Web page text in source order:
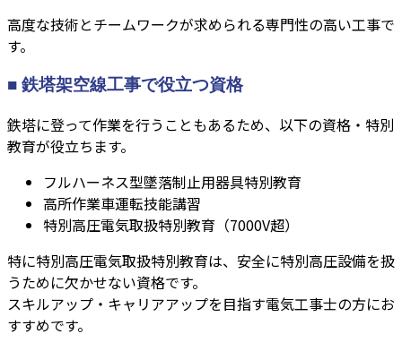
高度な技術とチームワークが求められる専門性の高い工事で
す。
■ 鉄塔架空線工事で役立つ資格
鉄塔に登って作業を行うこともあるため、以下の資格・特別
教育が役立ちます。
フルハーネス型墜落制止用器具特別教育
高所作業車運転技能講習
特別高圧電気取扱特別教育（7000V超）
特に特別高圧電気取扱特別教育は、安全に特別高圧設備を扱
うために欠かせない資格です。
スキルアップ・キャリアアップを目指す電気工事士の方にお
すすめです。